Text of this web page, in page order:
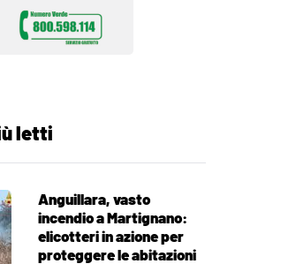
letti
Anguillara, vasto
incendio a Martignano:
elicotteri in azione per
proteggere le abitazioni